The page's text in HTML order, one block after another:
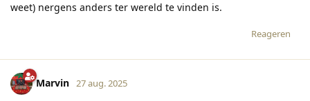
weet) nergens anders ter wereld te vinden is.
Reageren
Marvin 27 aug. 2025